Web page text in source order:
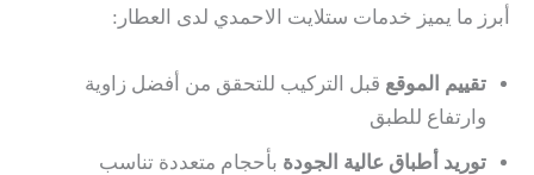
أبرز ما يميز خدمات ستلايت الاحمدي لدى العطار:
تقييم الموقع قبل التركيب للتحقق من أفضل زاوية
وارتفاع للطبق
توريد أطباق عالية الجودة بأحجام متعددة تناسب